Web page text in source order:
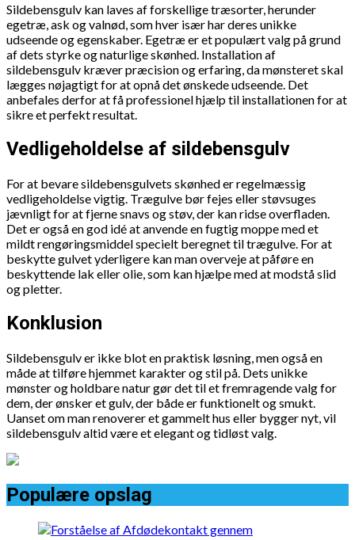
Sildebensgulv kan laves af forskellige træsorter, herunder
egetræ, ask og valnød, som hver især har deres unikke
udseende og egenskaber. Egetræ er et populært valg på grund
af dets styrke og naturlige skønhed. Installation af
sildebensgulv kræver præcision og erfaring, da mønsteret skal
lægges nøjagtigt for at opnå det ønskede udseende. Det
anbefales derfor at få professionel hjælp til installationen for at
sikre et perfekt resultat.
Vedligeholdelse af sildebensgulv
For at bevare sildebensgulvets skønhed er regelmæssig
vedligeholdelse vigtig. Trægulve bør fejes eller støvsuges
jævnligt for at fjerne snavs og støv, der kan ridse overfladen.
Det er også en god idé at anvende en fugtig moppe med et
mildt rengøringsmiddel specielt beregnet til trægulve. For at
beskytte gulvet yderligere kan man overveje at påføre en
beskyttende lak eller olie, som kan hjælpe med at modstå slid
og pletter.
Konklusion
Sildebensgulv er ikke blot en praktisk løsning, men også en
måde at tilføre hjemmet karakter og stil på. Dets unikke
mønster og holdbare natur gør det til et fremragende valg for
dem, der ønsker et gulv, der både er funktionelt og smukt.
Uanset om man renoverer et gammelt hus eller bygger nyt, vil
sildebensgulv altid være et elegant og tidløst valg.
Populære opslag